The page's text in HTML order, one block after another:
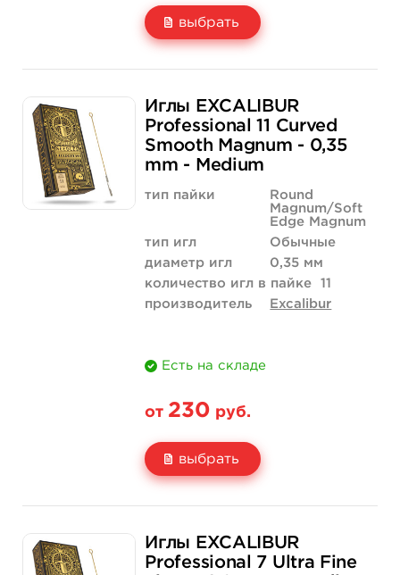
выбрать
Цена
Количество
160 руб.
купить
1 520 руб.
купить
Иглы EXCALIBUR
Professional 11 Curved
Smooth Magnum - 0,35
mm - Medium
тип пайки
Round
Magnum/Soft
Edge Magnum
тип игл
Обычные
диаметр игл
0,35 мм
количество игл в пайке
11
производитель
Excalibur
Есть на складе
от 230 руб.
выбрать
Цена 230 руб. 2 185 руб.
Иглы EXCALIBUR
Professional 7 Ultra Fine